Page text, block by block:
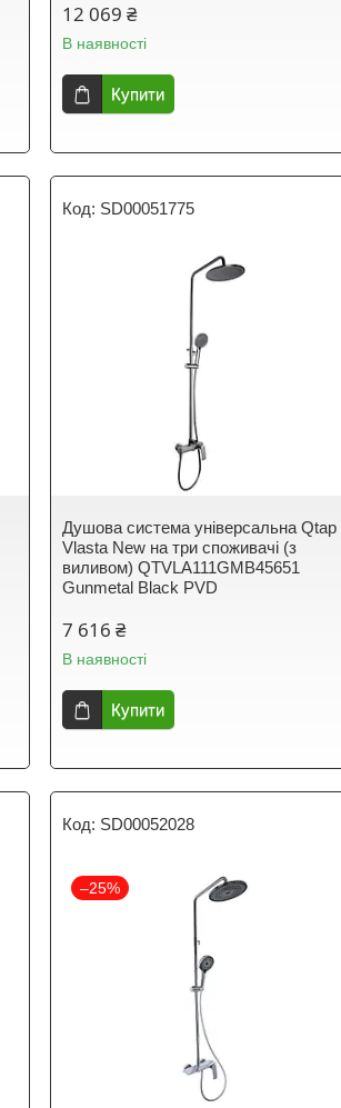
12 069 ₴
В наявності
Купити
SD00051775
Душова система універсальна Qtap
Vlasta New на три споживачі (з
виливом) QTVLA111GMB45651
Gunmetal Black PVD
7 616 ₴
В наявності
Купити
SD00052028
–25%